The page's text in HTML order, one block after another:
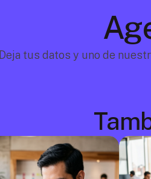
Deja tus datos y uno de